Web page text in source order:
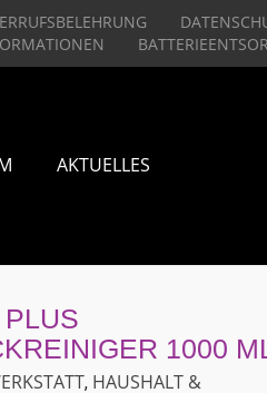
AKTUELLES
1000
, HAUSHALT &